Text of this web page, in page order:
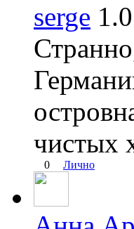
serge
чистых
0 Лично